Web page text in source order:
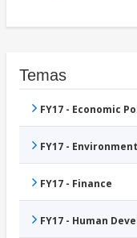
Temas
FY17 - Economic
FY17 -
FY17 - Finance
FY17 - Human